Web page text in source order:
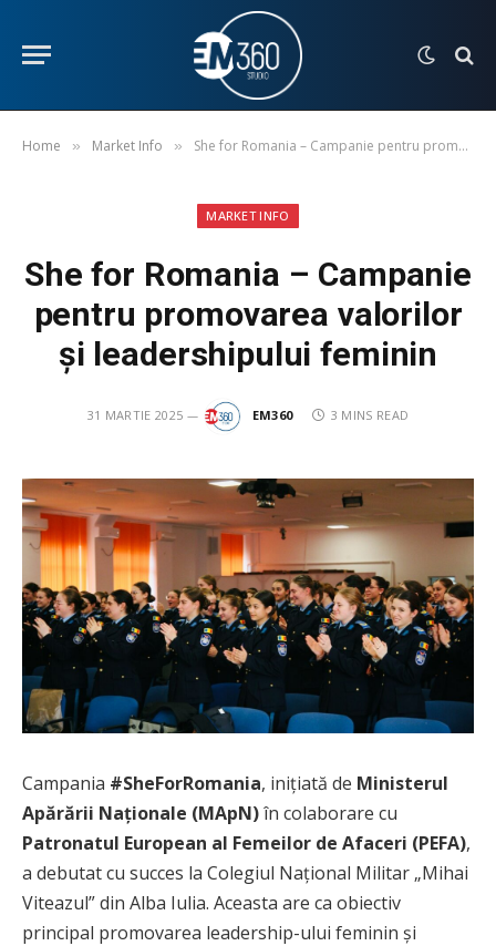
Home » Market Info » She for Romania – Campanie pentru promovarea valorilor și leadershipului feminin
MARKET INFO
She for Romania – Campanie
pentru promovarea valorilor
și leadershipului feminin
31 MARTIE 2025 EM360 3 MINS READ
Campania #SheForRomania, inițiată de Ministerul
Apărării Naționale (MApN)în colaborare cu
Patronatul European al Femeilor de Afaceri (PEFA),
a debutat cu succes la Colegiul Național Militar „Mihai
Viteazul” din Alba Iulia. Aceasta are ca obiectiv
principal promovarea leadership-ului feminin și